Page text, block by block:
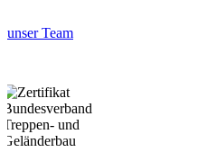
unser Team